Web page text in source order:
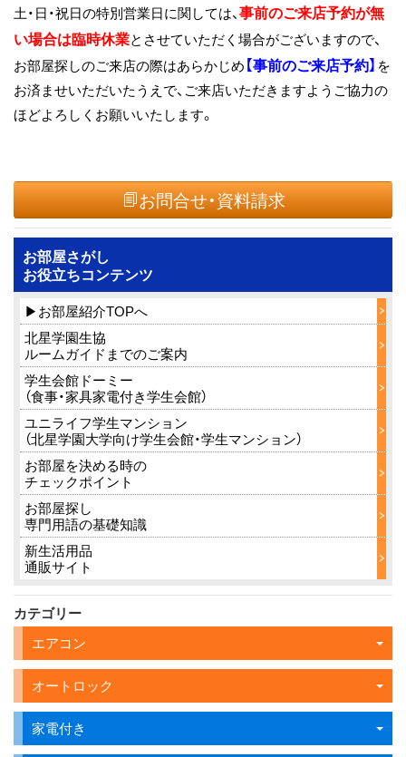
土・日・祝日の特別営業日に関しては、事前のご来店予約が無
い場合は臨時休業とさせていただく場合がございますので、
お部屋探しのご来店の際はあらかじめ【事前のご来店予約】 を
お済ませいただいたうえで、ご来店いただきますようご協力の
ほどよろしくお願いいたします。
お問合せ・資料請求
お部屋さがし
お役立ちコンテンツ
▶お部屋紹介TOPへ
北星学園生協
ルームガイドまでのご案内
学生会館ドーミー
（食事・家具家電付き学生会館）
ユニライフ学生マンション
（北星学園大学向け学生会館・学生マンション）
お部屋を決める時の
チェックポイント
お部屋探し
専門用語の基礎知識
新生活用品
通販サイト
カテゴリー
エアコン
オートロック
家電付き